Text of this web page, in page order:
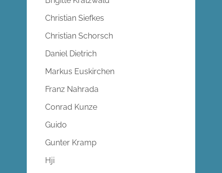
Christian Siefkes
Christian Schorsch
Daniel Dietrich
Markus Euskirchen
Franz Nahrada
Conrad Kunze
Guido
Gunter Kramp
Hji